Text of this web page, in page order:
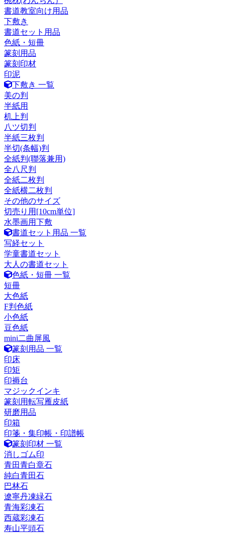
書道教室向け用品
下敷き
書道セット用品
色紙・短冊
篆刻用品
篆刻印材
印泥
下敷き 一覧
美の判
半紙用
机上判
八ツ切判
半紙三枚判
半切(条幅)判
全紙判(聯落兼用)
全八尺判
全紙二枚判
全紙横二枚判
その他のサイズ
切売り用[10cm単位]
水墨画用下敷
書道セット用品 一覧
写経セット
学童書道セット
大人の書道セット
色紙・短冊 一覧
短冊
大色紙
F判色紙
小色紙
豆色紙
mini二曲屏風
篆刻用品 一覧
印床
印矩
印褥台
マジックインキ
篆刻用転写雁皮紙
研磨用品
印箱
印箋・集印帳・印譜帳
篆刻印材 一覧
消しゴム印
青田青白章石
純白青田石
巴林石
遼寧丹凍緑石
青海彩凍石
西蔵彩凍石
寿山平頭石